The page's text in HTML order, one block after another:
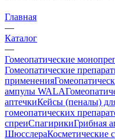
Главная
—
Каталог
—
Гомеопатические
Гомеопатические
применения
ампулы WALA
аптечкиКейсы (пеналы)
гомеопатических
спреиСпагирикиГрибная
ШюсслераКосметические